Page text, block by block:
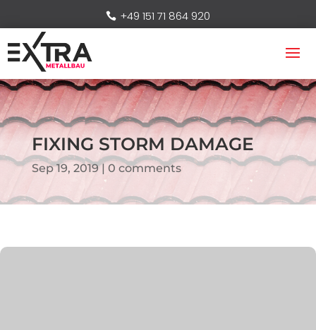
+49 151 71 864 920
FIXING STORM DAMAGE
Sep 19, 2019 0 comments